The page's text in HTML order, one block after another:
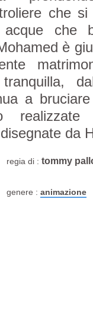
che
che
è
a
realizzate
da
regia di : tommy
genere : animazione